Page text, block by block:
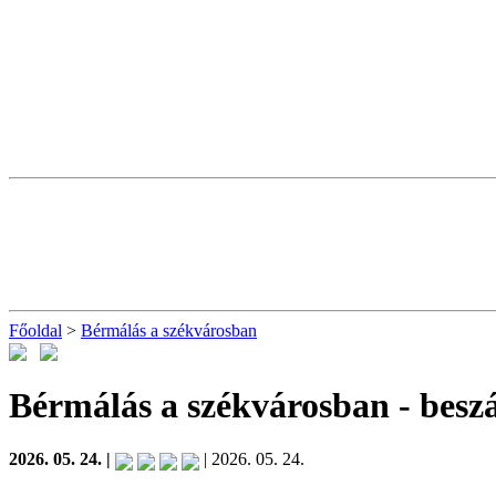
Főoldal > Bérmálás a székvárosban
Bérmálás a székvárosban -
2026. 05. 24. | | 2026. 05. 24.